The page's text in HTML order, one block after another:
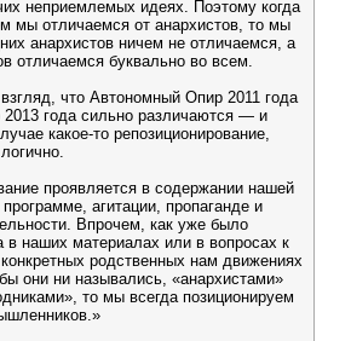
неприемлемых идеях. Поэтому когда
мы отличаемся от анархистов, то мы
анархистов ничем не отличаемся, а
отличаемся буквально во всем.
что Автономный Опир 2011 года
года сильно различаются — и
какое-то репозиционирование,
проявляется в содержании нашей
агитации, пропаганде и
Впрочем, как уже было
в наших материалах или в вопросах к
родственных нам движениях
они ни назывались, «анархистами»
то мы всегда позиционируем